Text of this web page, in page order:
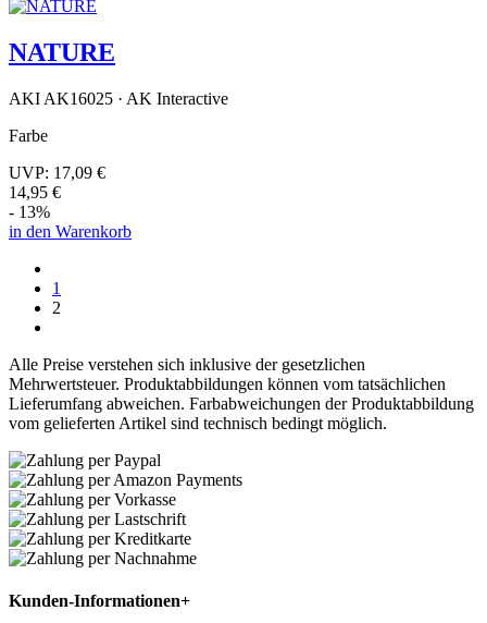
NATURE
AKI AK16025 · AK Interactive
Farbe
UVP: 17,09 €
14,95 €
- 13%
in den Warenkorb
1
2
Alle Preise verstehen sich inklusive der gesetzlichen
Mehrwertsteuer. Produktabbildungen können vom tatsächlichen
Lieferumfang abweichen. Farbabweichungen der Produktabbildung
vom gelieferten Artikel sind technisch bedingt möglich.
Kunden-Informationen+